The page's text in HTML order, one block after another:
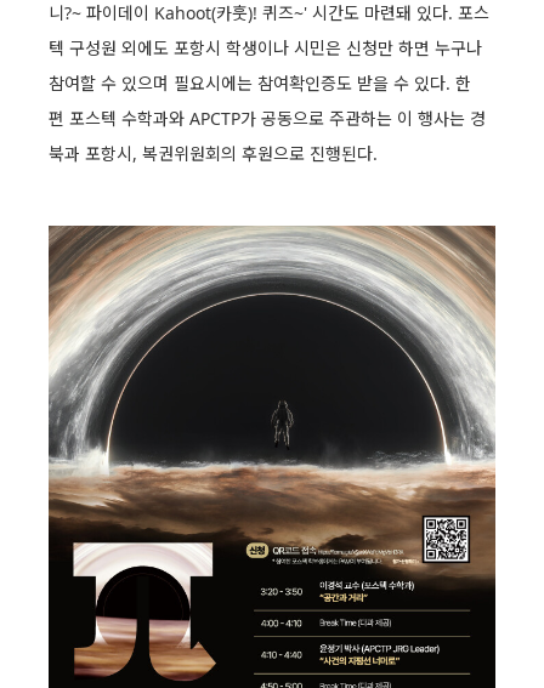
니?~ 파이데이 Kahoot(카훗)! 퀴즈~' 시간도 마련돼 있다. 포스
텍 구성원 외에도 포항시 학생이나 시민은 신청만 하면 누구나
참여할 수 있으며 필요시에는 참여확인증도 받을 수 있다. 한
편 포스텍 수학과와 APCTP가 공동으로 주관하는 이 행사는 경
북과 포항시, 복권위원회의 후원으로 진행된다.